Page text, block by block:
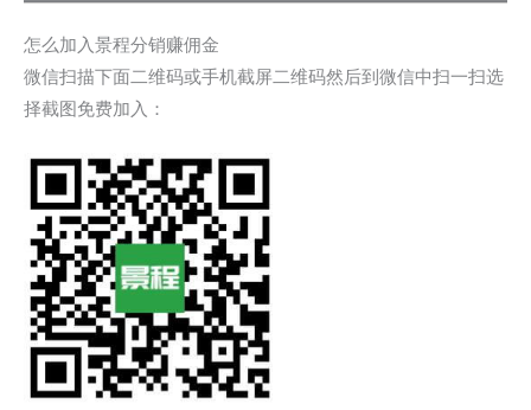
怎么加入景程分销赚佣金
微信扫描下面二维码或手机截屏二维码然后到微信中扫一扫选
择截图免费加入：